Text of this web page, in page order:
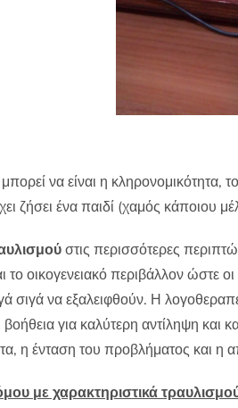
μπορεί να είναι η κληρονομικότητα,
ζήσει ένα παιδί (χαμός κάποιου
στις περισσότερες
το οικογενειακό περιβάλλον
σιγά να εξαλειφθούν. Η
για καλύτερη αντίληψη
η ένταση του προβλήματος και η
με χαρακτηριστικά